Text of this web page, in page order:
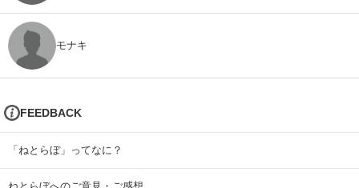
モナキ
FEEDBACK
「ねとらぼ」ってなに？